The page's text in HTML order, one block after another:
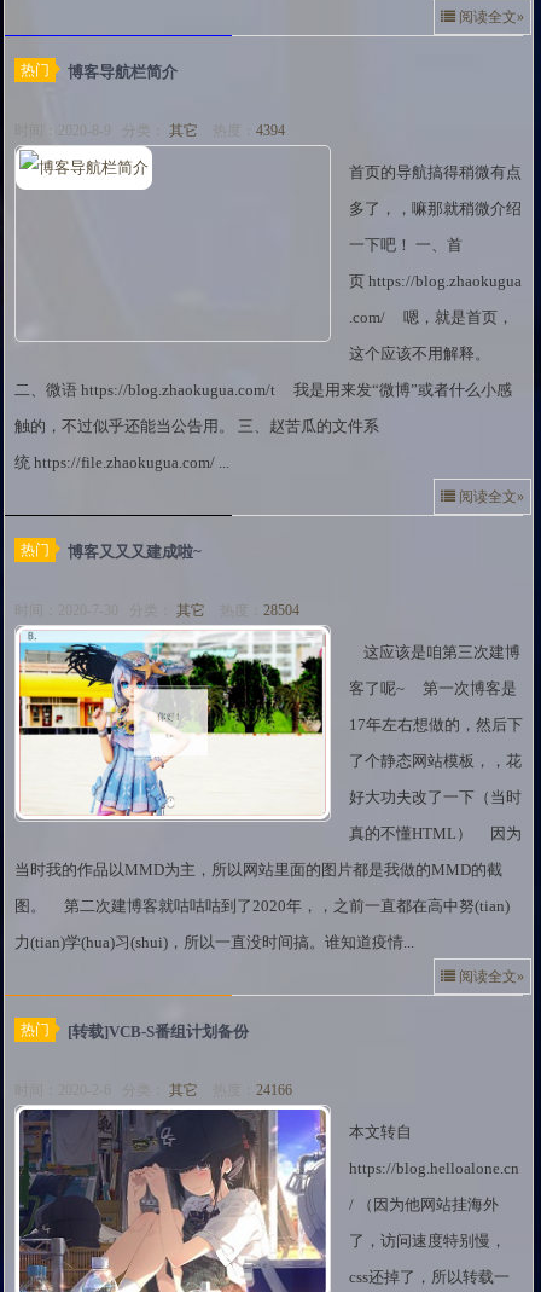
阅读全文»
热门 博客导航栏简介
时间：2020-8-9 分类： 其它 热度： 4394
首页的导航搞得稍微有点
多了，，嘛那就稍微介绍
一下吧！ 一、首
页 https://blog.zhaokugua
.com/ 嗯，就是首页，
这个应该不用解释。
二、微语 https://blog.zhaokugua.com/t 我是用来发“微博”或者什么小感
触的，不过似乎还能当公告用。 三、赵苦瓜的文件系
统 https://file.zhaokugua.com/ ...
阅读全文»
热门 博客又又又建成啦~
时间：2020-7-30 分类： 其它 热度： 28504
这应该是咱第三次建博
客了呢~ 第一次博客是
17年左右想做的，然后下
了个静态网站模板，，花
好大功夫改了一下（当时
真的不懂HTML） 因为
当时我的作品以MMD为主，所以网站里面的图片都是我做的MMD的截
图。 第二次建博客就咕咕咕到了2020年，，之前一直都在高中努(tian)
力(tian)学(hua)习(shui)，所以一直没时间搞。谁知道疫情...
阅读全文»
热门 [转载]VCB-S番组计划备份
时间：2020-2-6 分类： 其它 热度： 24166
本文转自
https://blog.helloalone.cn
/ （因为他网站挂海外
了，访问速度特别慢，
css还掉了，所以转载一